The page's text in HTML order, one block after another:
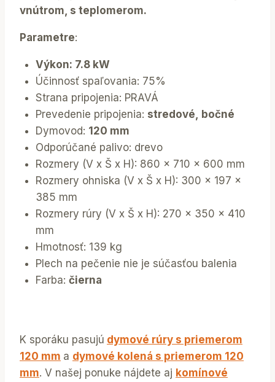
vnútrom, s teplomerom.
Parametre:
Výkon: 7.8 kW
Účinnosť spaľovania: 75%
Strana pripojenia: PRAVÁ
Prevedenie pripojenia: stredové, bočné
Dymovod: 120 mm
Odporúčané palivo: drevo
Rozmery (V x Š x H): 860 x 710 x 600 mm
Rozmery ohniska (V x Š x H): 300 x 197 x
385 mm
Rozmery rúry (V x Š x H): 270 x 350 x 410
mm
Hmotnosť: 139 kg
Plech na pečenie nie je súčasťou balenia
Farba: čierna
K sporáku pasujú dymové rúry s priemerom
120 mm a dymové kolená s priemerom 120
mm. V našej ponuke nájdete aj komínové